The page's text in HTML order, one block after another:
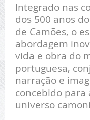
Integrado nas
dos 500 anos
de Camões, o
abordagem
vida e obra do
portuguesa,
narração e
concebido
universo